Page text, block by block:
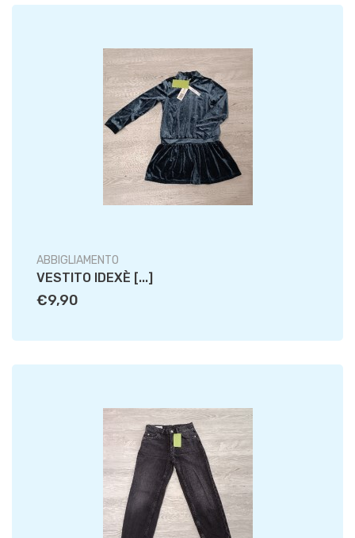
ABBIGLIAMENTO
VESTITO IDEXÈ [...]
€9,90